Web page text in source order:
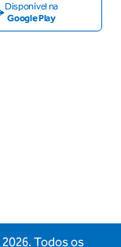
Disponível na
Google Play
2026. Todos os